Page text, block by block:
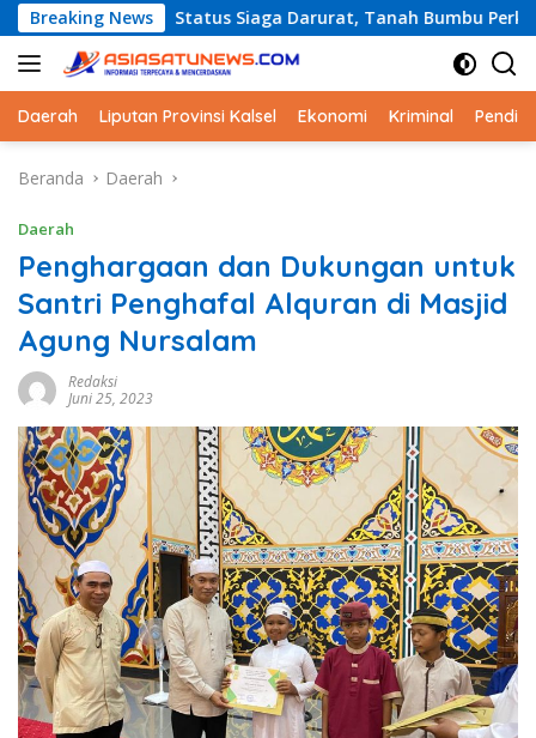
Langsung
ke
konten
Breaking News
Status Siaga Darurat, Tanah Bumbu Perkuat
Daerah Liputan Provinsi Kalsel Ekonomi Kriminal
Beranda Daerah
Daerah
Penghargaan dan Dukungan untuk
Santri Penghafal Alquran di Masjid
Agung Nursalam
Redaksi
Juni 25, 2023